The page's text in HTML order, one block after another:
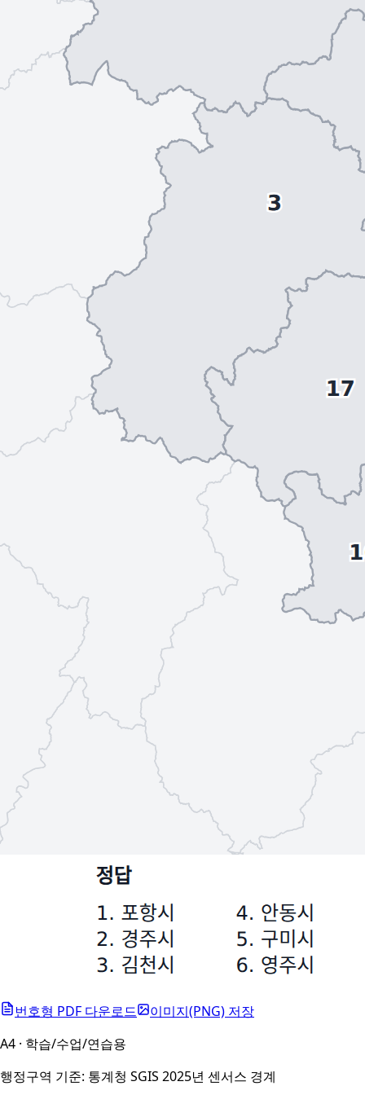
번호형 PDF 다운로드
이미지(PNG) 저장
A4 · 학습/수업/연습용
행정구역 기준: 통계청 SGIS 2025년 센서스 경계